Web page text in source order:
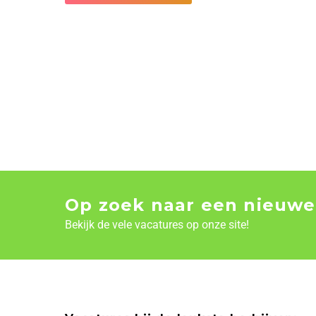
Op zoek naar een
Bekijk de vele vacatures op onze site!